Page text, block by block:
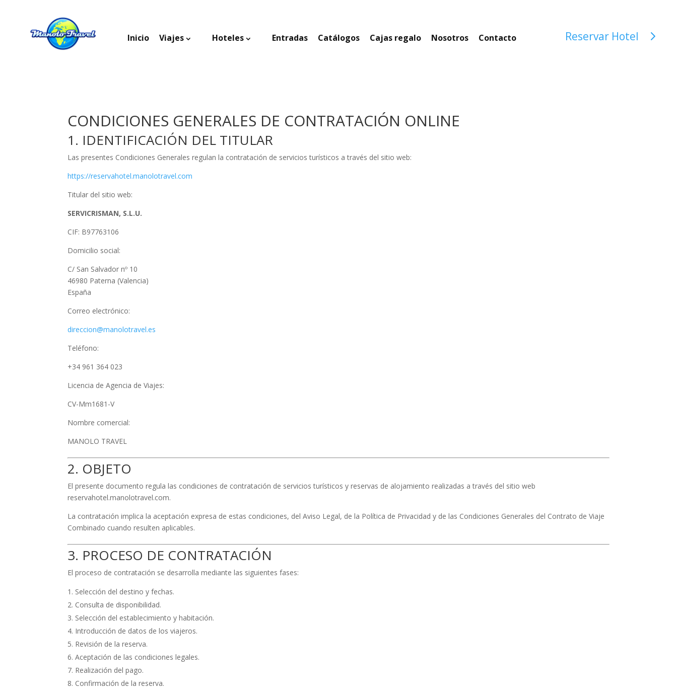
Inicio Viajes Hoteles Entradas Catálogos Cajas regalo Nosotros Contacto Reservar Hotel
CONDICIONES GENERALES DE CONTRATACIÓN ONLINE
1. IDENTIFICACIÓN DEL TITULAR
Las presentes Condiciones Generales regulan la contratación de servicios turísticos a través del sitio web:
https://reservahotel.manolotravel.com
Titular del sitio web:
SERVICRISMAN, S.L.U.
CIF: B97763106
Domicilio social:
C/ San Salvador nº 10
46980 Paterna (Valencia)
España
Correo electrónico:
direccion@manolotravel.es
Teléfono:
+34 961 364 023
Licencia de Agencia de Viajes:
CV-Mm1681-V
Nombre comercial:
MANOLO TRAVEL
2. OBJETO
El presente documento regula las condiciones de contratación de servicios turísticos y reservas de alojamiento realizadas a través del sitio web
reservahotel.manolotravel.com.
La contratación implica la aceptación expresa de estas condiciones, del Aviso Legal, de la Política de Privacidad y de las Condiciones Generales del Contrato de Viaje
Combinado cuando resulten aplicables.
3. PROCESO DE CONTRATACIÓN
El proceso de contratación se desarrolla mediante las siguientes fases:
Selección del destino y fechas.
Consulta de disponibilidad.
Selección del establecimiento y habitación.
Introducción de datos de los viajeros.
Revisión de la reserva.
Aceptación de las condiciones legales.
Realización del pago.
Confirmación de la reserva.